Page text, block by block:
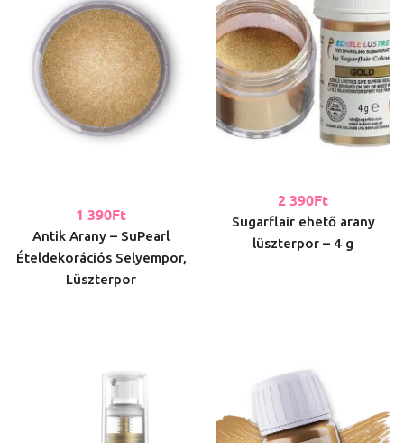
1 390Ft
Antik Arany – SuPearl
Ételdekorációs Selyempor,
Lüszterpor
2 390Ft
Sugarflair ehető arany
lüszterpor – 4 g